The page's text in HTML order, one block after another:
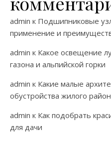
admin к Подшипниковые
применение и
admin к Какое освещение
газона и альпийской горки
admin к Какие малые
обустройства жилого
admin к Как подобрать
для дачи